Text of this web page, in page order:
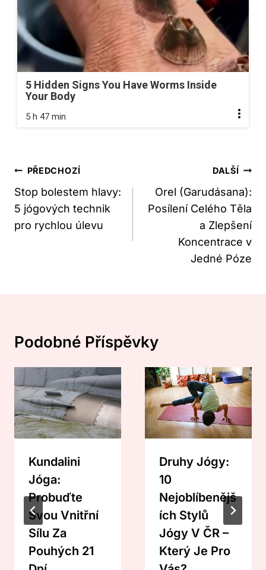
5 Hidden Signs You Have Worms Inside
Your Body
5 h 47 min
Navigace
Pro
Příspěvek
PŘEDCHOZÍ
Stop bolestem hlavy:
5 jógových technik
pro rychlou úlevu
DALŠÍ
Orel (Garudásana):
Posílení Celého Těla
a Zlepšení
Koncentrace v
Jedné Póze
Podobné Příspěvky
Kundalini
Jóga:
Probuďte
Svou Vnitřní
Sílu Za
Pouhých 21
Druhy Jógy:
10
Nejoblíbenějš
Ích Stylů
Jógy V ČR –
Který Je Pro